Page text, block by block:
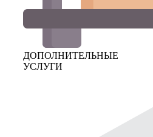
ДОПОЛНИТЕЛЬНЫЕ
УСЛУГИ